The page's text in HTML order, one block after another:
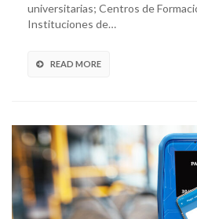
universitarias; Centros de
Instituciones de…
READ MORE